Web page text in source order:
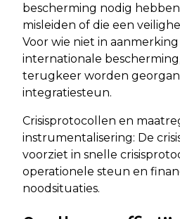
bescherming nodig
misleiden of die een
Voor wie niet in
internationale
terugkeer worden
integratiesteun.
Crisisprotocollen en
instrumentalisering: De
voorziet in snelle
operationele steun en
noodsituaties.